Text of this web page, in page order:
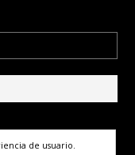
de usuario.